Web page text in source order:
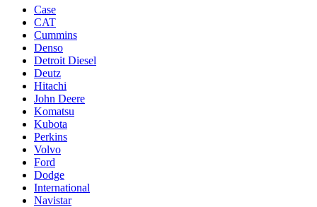
Case
CAT
Cummins
Denso
Detroit Diesel
Deutz
Hitachi
John Deere
Komatsu
Kubota
Perkins
Volvo
Ford
Dodge
International
Navistar